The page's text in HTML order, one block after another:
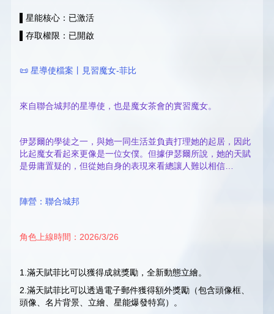
▌星能核心：已激活
▌存取權限：已開啟
📜 星導使檔案丨見習魔女-菲比
來自聯合城邦的星導使，也是魔女茶會的實習魔女。
伊瑟爾的學徒之一，與她一同生活並負責打理她的起居，因此
比起魔女看起來更像是一位女僕。但據伊瑟爾所說，她的天賦
是毋庸置疑的，但從她自身的表現來看總讓人難以相信…
陣營：聯合城邦
角色上線時間：2026/3/26
1.滿天賦菲比可以獲得成就獎勵，全新動態立繪。
2.滿天賦菲比可以透過電子郵件獲得額外獎勵（包含頭像框、
頭像、名片背景、立繪、星能爆發特寫）。